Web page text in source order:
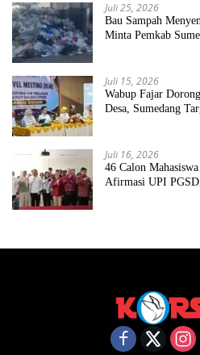
Juli 25, 2026
Bau Sampah
Minta Pemkab
Juli 15, 2026
Wabup Fajar
Desa, Sumedang
Juli 16, 2026
46 Calon
Afirmasi UPI